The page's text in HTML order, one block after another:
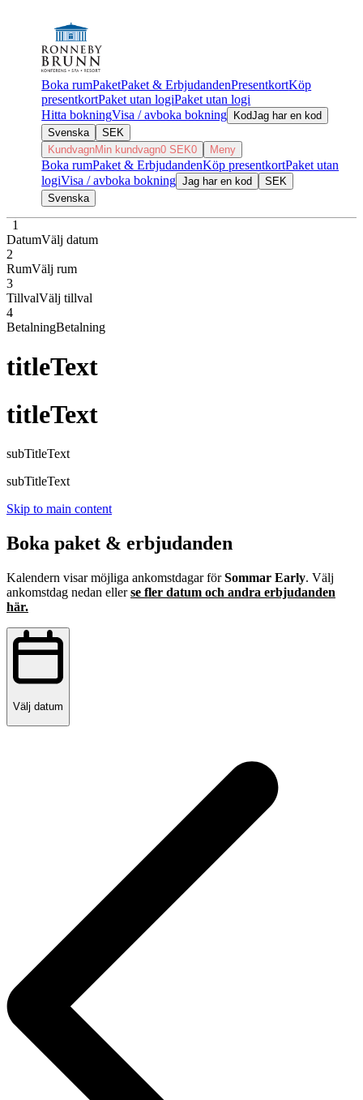
Boka rumPaketPaket & ErbjudandenPresentkortKöp
presentkortPaket utan logiPaket utan logi
Hitta bokningVisa / avboka bokning KodJag har en kod
Svenska
SEK
KundvagnMin kundvagn0 SEK0 Meny
Boka rumPaket & ErbjudandenKöp presentkortPaket utan
logiVisa / avboka bokning Jag har en kod
SEK
Svenska
1
DatumVälj datum
2
RumVälj rum
3
TillvalVälj tillval
4
BetalningBetalning
titleText
titleText
subTitleText
subTitleText
Skip to main content
Boka paket & erbjudanden
Kalendern visar möjliga ankomstdagar förSommar Early. Välj
ankomstdag nedan ellerse fler datum och andra erbjudanden
här.
Välj datum